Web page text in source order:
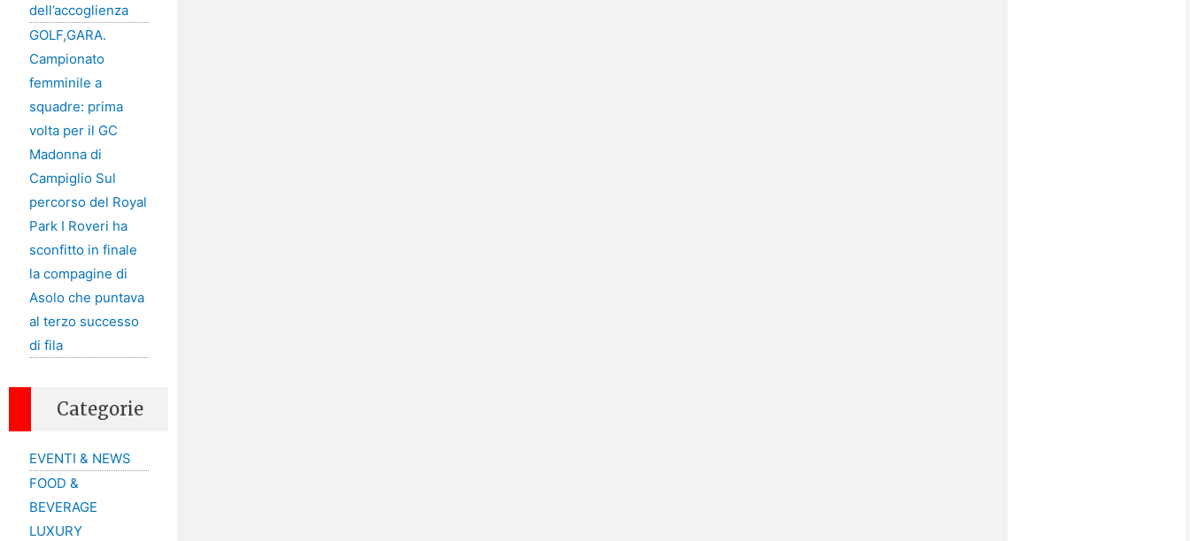
dell’accoglienza
GOLF,GARA.
Campionato
femminile a
squadre: prima
volta per il GC
Madonna di
Campiglio Sul
percorso del Royal
Park I Roveri ha
sconfitto in finale
la compagine di
Asolo che puntava
al terzo successo
di fila
Categorie
EVENTI & NEWS
FOOD &
BEVERAGE
LUXURY